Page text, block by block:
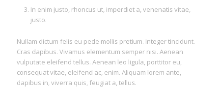
In enim justo, rhoncus ut, imperdiet a, venenatis vitae,
justo.
Nullam dictum felis eu pede mollis pretium. Integer tincidunt.
Cras dapibus. Vivamus elementum semper nisi. Aenean
vulputate eleifend tellus. Aenean leo ligula, porttitor eu,
consequat vitae, eleifend ac, enim. Aliquam lorem ante,
dapibus in, viverra quis, feugiat a, tellus.